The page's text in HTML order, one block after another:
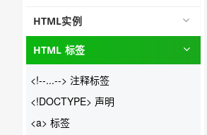
HTML实例
HTML 标签
<!--...--> 注释标签
<!DOCTYPE> 声明
<a> 标签